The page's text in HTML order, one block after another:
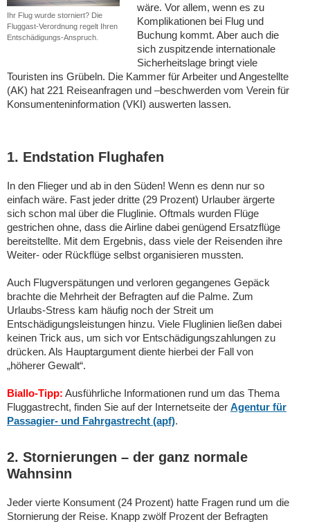
Ihr Flug wurde storniert? Die
Fluggast-Verordnung regelt Ihren
Entschädigungs-Anspruch.
wäre. Vor allem, wenn es zu
Komplikationen bei Flug und
Buchung kommt. Aber auch die
sich zuspitzende internationale
Sicherheitslage bringt viele
Touristen ins Grübeln. Die Kammer für Arbeiter und Angestellte
(AK) hat 221 Reiseanfragen und –beschwerden vom Verein für
Konsumenteninformation (VKI) auswerten lassen.
1. Endstation Flughafen
In den Flieger und ab in den Süden! Wenn es denn nur so
einfach wäre. Fast jeder dritte (29 Prozent) Urlauber ärgerte
sich schon mal über die Fluglinie. Oftmals wurden Flüge
gestrichen ohne, dass die Airline dabei genügend Ersatzflüge
bereitstellte. Mit dem Ergebnis, dass viele der Reisenden ihre
Weiter- oder Rückflüge selbst organisieren mussten.
Auch Flugverspätungen und verloren gegangenes Gepäck
brachte die Mehrheit der Befragten auf die Palme. Zum
Urlaubs-Stress kam häufig noch der Streit um
Entschädigungsleistungen hinzu. Viele Fluglinien ließen dabei
keinen Trick aus, um sich vor Entschädigungszahlungen zu
drücken. Als Hauptargument diente hierbei der Fall von
„höherer Gewalt“.
Biallo-Tipp: Ausführliche Informationen rund um das Thema
Fluggastrecht, finden Sie auf der Internetseite der Agentur für
Passagier- und Fahrgastrecht (apf).
2. Stornierungen – der ganz normale
Wahnsinn
Jeder vierte Konsument (24 Prozent) hatte Fragen rund um die
Stornierung der Reise. Knapp zwölf Prozent der Befragten